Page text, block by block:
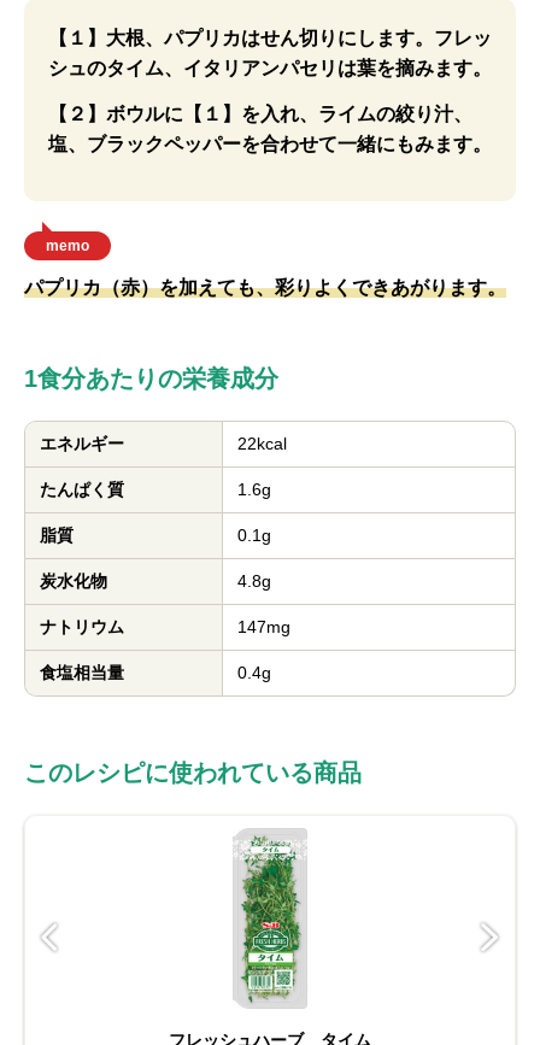
【１】大根、パプリカはせん切りにします。フレッ
シュのタイム、イタリアンパセリは葉を摘みます。
【２】ボウルに【１】を入れ、ライムの絞り汁、
塩、ブラックペッパーを合わせて一緒にもみます。
memo
パプリカ（赤）を加えても、彩りよくできあがります。
1食分あたりの栄養成分
エネルギー 22kcal
たんぱく質 1.6g
脂質 0.1g
炭水化物 4.8g
ナトリウム 147mg
食塩相当量 0.4g
このレシピに使われている商品
フレッシュハーブ タイム